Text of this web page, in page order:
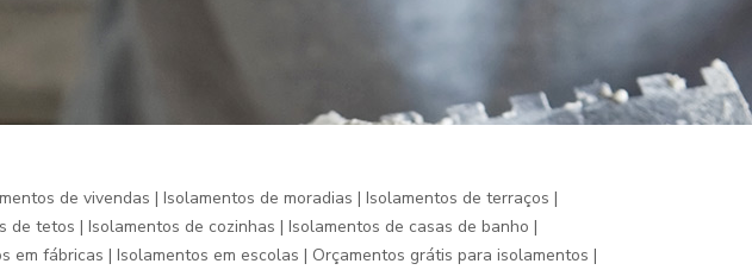
de vivendas | Isolamentos de moradias | Isolamentos de terraços |
tetos | Isolamentos de cozinhas | Isolamentos de casas de banho |
fábricas | Isolamentos em escolas | Orçamentos grátis para isolamentos |